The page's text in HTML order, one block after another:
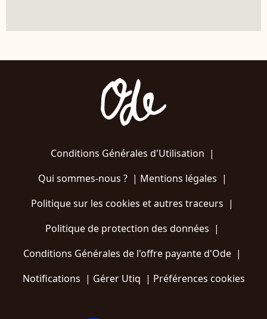
Conditions Générales d'Utilisation |
Qui sommes-nous ?| Mentions légales |
Politique sur les cookies et autres traceurs |
Politique de protection des données |
Conditions Générales de l'offre payante d'Ode |
Notifications | Gérer Utiq | Préférences cookies